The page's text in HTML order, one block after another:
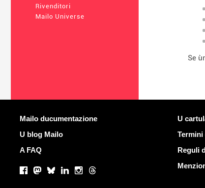
Rivenditori
Mailo Universe
Se
Più infurmazione
Mailo ducumentazione
U blog Mailo
A FAQ
Facebook
Mastodon
BlueskyLinkedInInstagram
Threads
Ligami
U
Termini
Reguli